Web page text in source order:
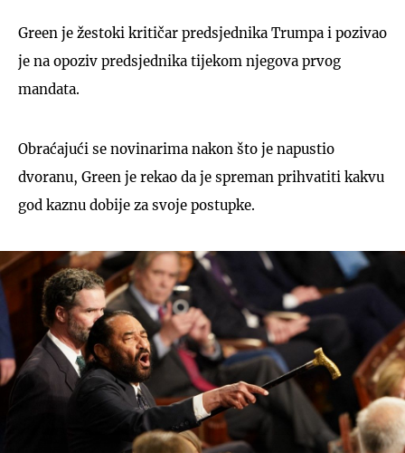
Green je žestoki kritičar predsjednika Trumpa i pozivao
je na opoziv predsjednika tijekom njegova prvog
mandata.
Obraćajući se novinarima nakon što je napustio
dvoranu, Green je rekao da je spreman prihvatiti kakvu
god kaznu dobije za svoje postupke.